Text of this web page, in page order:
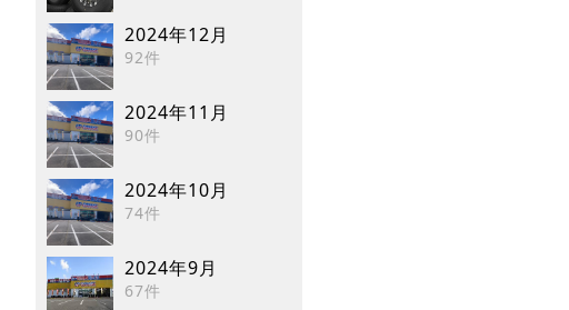
2024年12月
92件
2024年11月
90件
2024年10月
74件
2024年9月
67件